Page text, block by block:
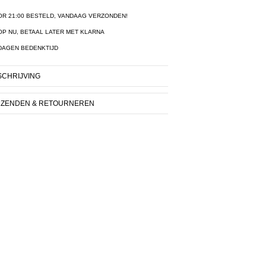
21:00 BESTELD, VANDAAG VERZONDEN!
NU, BETAAL LATER MET KLARNA
BEDENKTIJD
& RETOURNEREN